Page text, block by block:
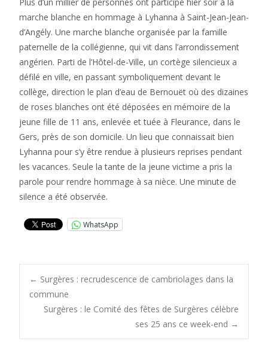
marche blanche en hommage à Lyhanna à Saint-Jean-Jean-
d’Angély. Une marche blanche organisée par la famille
paternelle de la collégienne, qui vit dans l’arrondissement
angérien. Parti de l’Hôtel-de-Ville, un cortège silencieux a
défilé en ville, en passant symboliquement devant le
collège, direction le plan d’eau de Bernouët où des dizaines
de roses blanches ont été déposées en mémoire de la
jeune fille de 11 ans, enlevée et tuée à Fleurance, dans le
Gers, près de son domicile. Un lieu que connaissait bien
Lyhanna pour s’y être rendue à plusieurs reprises pendant
les vacances. Seule la tante de la jeune victime a pris la
parole pour rendre hommage à sa nièce. Une minute de
silence a été observée.
WhatsApp
Post
navigation
← Surgères : recrudescence de cambriolages dans la
commune
Surgères : le Comité des fêtes de Surgères célèbre
ses 25 ans ce week-end →